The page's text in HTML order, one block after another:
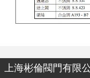
上海彬倫閥門有限